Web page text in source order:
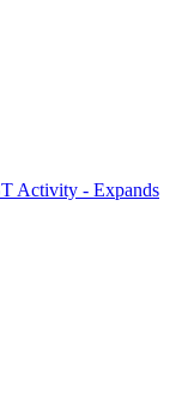
Activity - Expands